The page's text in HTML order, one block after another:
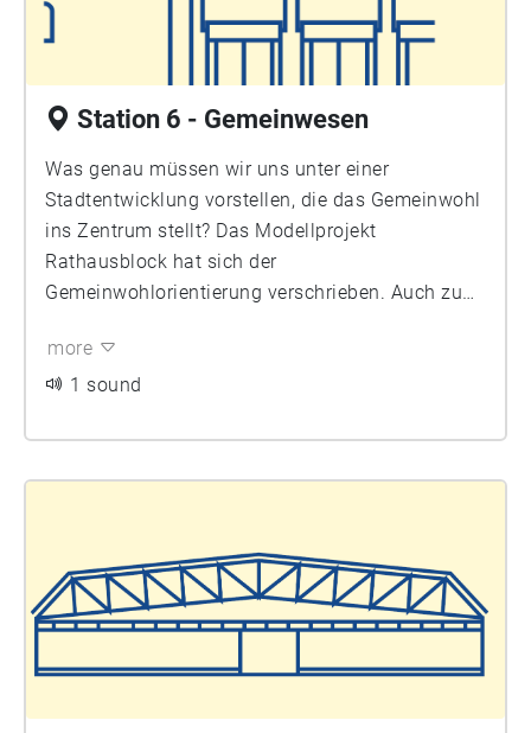
Station 6 - Gemeinwesen
Was genau müssen wir uns unter einer
Stadtentwicklung vorstellen, die das Gemeinwohl
ins Zentrum stellt? Das Modellprojekt
Rathausblock hat sich der
Gemeinwohlorientierung verschrieben. Auch zu
geschaffen. Sie unterstützt alle
zivilgesellschaftlichen Gruppen und Initiativen im
Sprachrohr zur Nachbarschaft. Rebecca Wall und
Sabrina Herrmann berichten, welche neuen
more
1 sound